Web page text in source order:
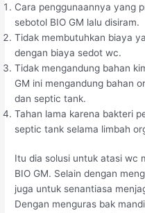
Cara penggunaannya yang
sebotol BIO GM lalu disiram.
Tidak membutuhkan biaya
dengan biaya sedot wc.
Tidak mengandung bahan
GM ini mengandung bahan
dan septic tank.
Tahan lama karena bakteri
septic tank selama limbah
Itu dia solusi untuk atasi wc
BIO GM. Selain dengan
juga untuk senantiasa
Dengan menguras bak